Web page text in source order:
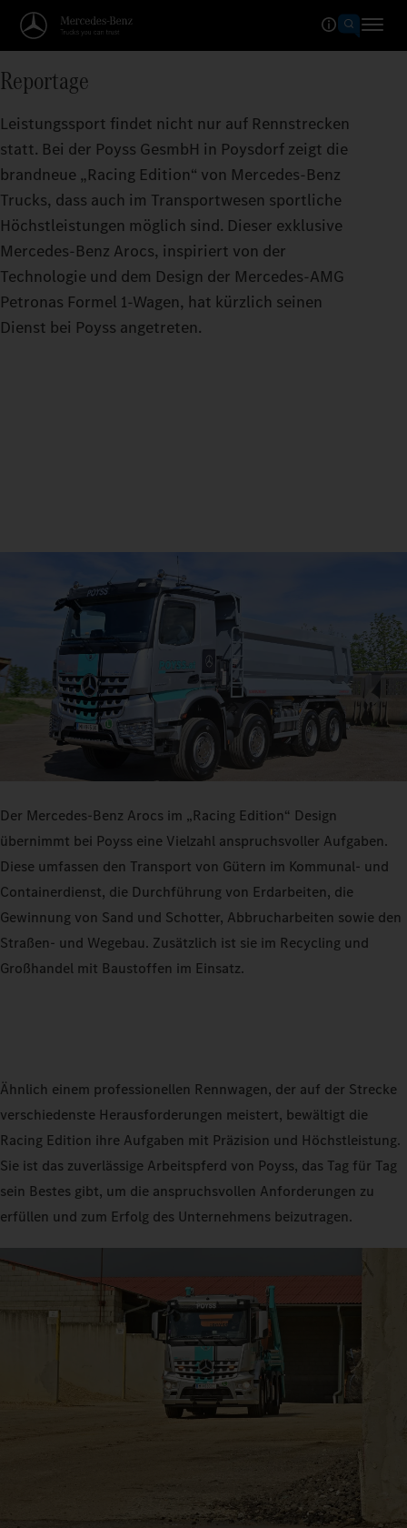
Reportage
Leistungssport findet nicht nur auf Rennstrecken
statt. Bei der Poyss GesmbH in Poysdorf zeigt die
brandneue „Racing Edition“ von Mercedes-Benz
Trucks, dass auch im Transportwesen sportliche
Höchstleistungen möglich sind. Dieser exklusive
Mercedes-Benz Arocs, inspiriert von der
Technologie und dem Design der Mercedes-AMG
Petronas Formel 1-Wagen, hat kürzlich seinen
Dienst bei Poyss angetreten.
Der Mercedes-Benz Arocs im „Racing Edition“ Design
übernimmt bei Poyss eine Vielzahl anspruchsvoller Aufgaben.
Diese umfassen den Transport von Gütern im Kommunal- und
Containerdienst, die Durchführung von Erdarbeiten, die
Gewinnung von Sand und Schotter, Abbrucharbeiten sowie den
Straßen- und Wegebau. Zusätzlich ist sie im Recycling und
Großhandel mit Baustoffen im Einsatz.
Ähnlich einem professionellen Rennwagen, der auf der Strecke
verschiedenste Herausforderungen meistert, bewältigt die
Racing Edition ihre Aufgaben mit Präzision und Höchstleistung.
Sie ist das zuverlässige Arbeitspferd von Poyss, das Tag für Tag
sein Bestes gibt, um die anspruchsvollen Anforderungen zu
erfüllen und zum Erfolg des Unternehmens beizutragen.